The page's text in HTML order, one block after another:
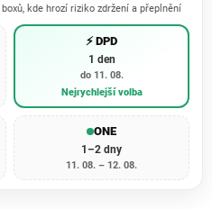
kde hrozí riziko zdržení a přeplnění
⚡ DPD
1 den
do 11. 08.
Nejrychlejší volba
ONE
1–2 dny
11. 08. – 12. 08.